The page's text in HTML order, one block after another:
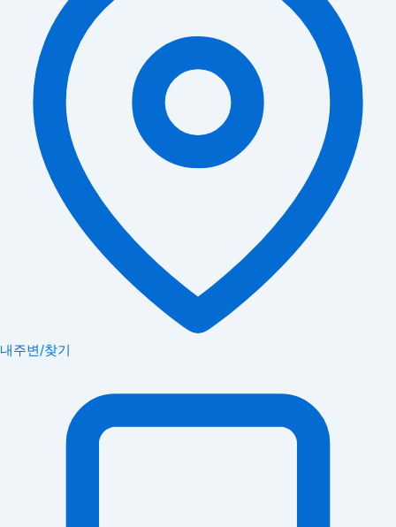
내주변/찾기